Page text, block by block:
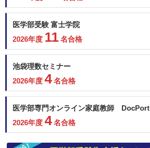
医学部受験 富士学院
2026年度 11 名合格
池袋理数セミナー
2026年度 4名合格
医学部専門オンライン家庭教師 DocPort
2026年度 4名合格